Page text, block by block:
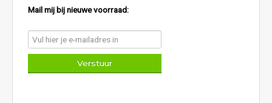
Mail mij bij nieuwe voorraad: